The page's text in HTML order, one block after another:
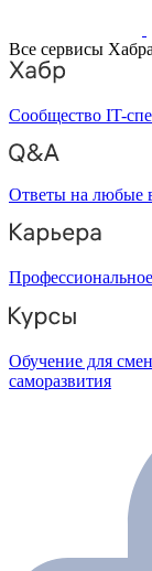
Все сервисы Хабра
Сообщество IT-
Ответы на любые
Обучение для
саморазвития